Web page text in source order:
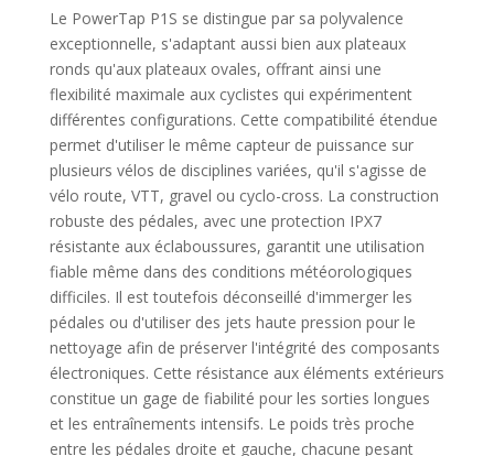
Le PowerTap P1S se distingue par sa polyvalence
exceptionnelle, s'adaptant aussi bien aux plateaux
ronds qu'aux plateaux ovales, offrant ainsi une
flexibilité maximale aux cyclistes qui expérimentent
différentes configurations. Cette compatibilité étendue
permet d'utiliser le même capteur de puissance sur
plusieurs vélos de disciplines variées, qu'il s'agisse de
vélo route, VTT, gravel ou cyclo-cross. La construction
robuste des pédales, avec une protection IPX7
résistante aux éclaboussures, garantit une utilisation
fiable même dans des conditions météorologiques
difficiles. Il est toutefois déconseillé d'immerger les
pédales ou d'utiliser des jets haute pression pour le
nettoyage afin de préserver l'intégrité des composants
électroniques. Cette résistance aux éléments extérieurs
constitue un gage de fiabilité pour les sorties longues
et les entraînements intensifs. Le poids très proche
entre les pédales droite et gauche, chacune pesant